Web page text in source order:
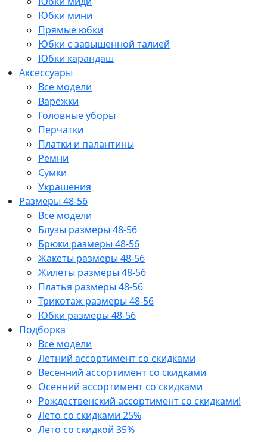
Юбки мини
Прямые юбки
Юбки с завышенной талией
Юбки карандаш
Аксессуары
Все модели
Варежки
Головные уборы
Перчатки
Платки и палантины
Ремни
Сумки
Украшения
Размеры 48-56
Все модели
Блузы размеры 48-56
Брюки размеры 48-56
Жакеты размеры 48-56
Жилеты размеры 48-56
Платья размеры 48-56
Трикотаж размеры 48-56
Юбки размеры 48-56
Подборка
Все модели
Летний ассортимент со скидками
Весенний ассортимент со скидками
Осенний ассортимент со скидками
Рождественский ассортимент со скидками!
Лето со скидками 25%
Лето со скидкой 35%